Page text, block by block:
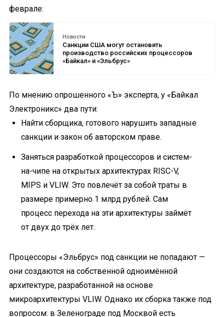
феврале:
Новости
Санкции США могут остановить
производство российских процессоров
«Байкал» и «Эльбрус»
По мнению опрошенного «Ъ» эксперта, у «Байкал
Электроникс» два пути:
Найти сборщика, готового нарушить западные
санкции и закон об авторском праве.
Заняться разработкой процессоров и систем-
на-чипе на открытых архитектурах RISC-V,
MIPS и VLIW. Это повлечёт за собой траты в
размере примерно 1 млрд рублей. Сам
процесс перехода на эти архитектуры займёт
от двух до трёх лет.
Процессоры «Эльбрус» под санкции не попадают —
они создаются на собственной одноимённой
архитектуре, разработанной на основе
микроархитектуры VLIW. Однако их сборка также под
вопросом: в Зеленограде под Москвой есть